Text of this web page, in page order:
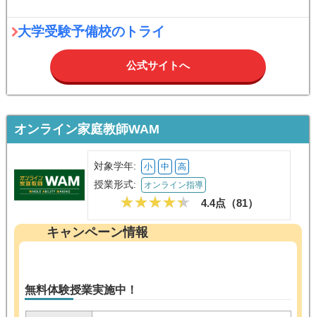
大学受験予備校のトライ
公式サイトへ
オンライン家庭教師WAM
対象学年: 小 中 高
授業形式: オンライン指導
4.4点（81）
キャンペーン情報
無料体験授業実施中！